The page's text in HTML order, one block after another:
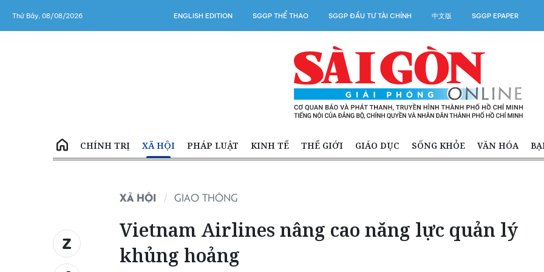
Thứ Bảy, 08/08/2026 ENGLISH EDITION SGGP THỂ THAO SGGP ĐẦU TƯ TÀI CHÍNH 中文版 SGGP EPAPER
CHÍNH TRỊ XÃ HỘI PHÁP LUẬT KINH TẾ THẾ GIỚI GIÁO DỤC SỐNG KHỎE VĂN HÓA
XÃ HỘI GIAO THÔNG
Vietnam Airlines nâng cao năng lực quản lý
khủng hoảng